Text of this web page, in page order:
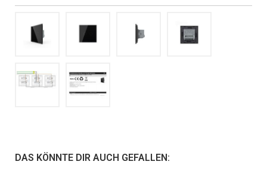
DAS KÖNNTE DIR AUCH GEFALLEN: